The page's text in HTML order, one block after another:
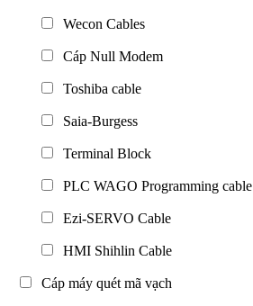
Wecon Cables
Cáp Null Modem
Toshiba cable
Saia-Burgess
Terminal Block
PLC WAGO Programming cable
Ezi-SERVO Cable
HMI Shihlin Cable
Cáp máy quét mã vạch